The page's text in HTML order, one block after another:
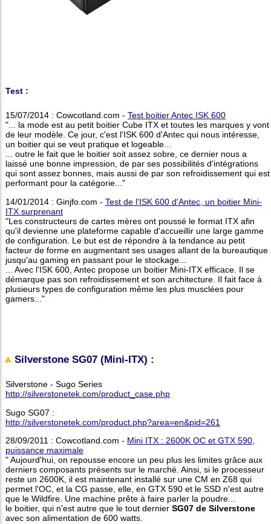
Test :
15/07/2014 : Cowcotland.com - Test boitier Antec ISK 600
"... la mode est au petit boitier Cube ITX et toutes les marques y vont
de leur modèle. Ce jour, c'est l'ISK 600 d'Antec qui nous intéresse,
un boitier qui se veut pratique et logeable...
... outre le fait que le boitier soit assez sobre, ce dernier nous a
laissé une bonne impression, de par ses possibilités d'intégrations
qui sont assez bonnes, mais aussi de par son refroidissement qui est
performant pour la catégorie..."
14/01/2014 : Ginjfo.com - Test de l'ISK 600 d'Antec, un boitier Mini-
ITX surprenant
"Les constructeurs de cartes mères ont poussé le format ITX afin
qu'il devienne une plateforme capable d'accueillir une large gamme
de configuration. Le but est de répondre à la tendance au petit
facteur de forme en augmentant ses usages allant de la bureautique
jusqu'au gaming en passant pour le stockage...
... Avec l'ISK 600, Antec propose un boitier Mini-ITX efficace. Il se
démarque pas son refroidissement et son architecture. Il fait face à
plusieurs types de configuration même les plus musclées pour
gamers..."
Silverstone SG07 (Mini-ITX) :
Silverstone - Sugo Series
http://silverstonetek.com/product_case.php
Sugo SG07 :
http://silverstonetek.com/product.php?area=en&pid=261
28/09/2011 : Cowcotland.com - Mini ITX : 2600K OC et GTX 590,
puissance maximale
" Aujourd'hui, on repousse encore un peu plus les limites grâce aux
derniers composants présents sur le marché. Ainsi, si le processeur
reste un 2600K, il est maintenant installé sur une CM en Z68 qui
permet l'OC, et la CG passe, elle, en GTX 590 et le SSD n'est autre
que le Wildfire. Une machine prête à faire parler la poudre...
le boitier, qui n'est autre que le tout dernier SG07 de Silverstone
avec son alimentation de 600 watts.